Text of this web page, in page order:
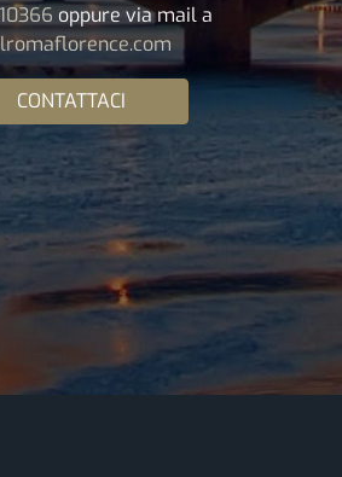
oppure via mail a
CONTATTACI